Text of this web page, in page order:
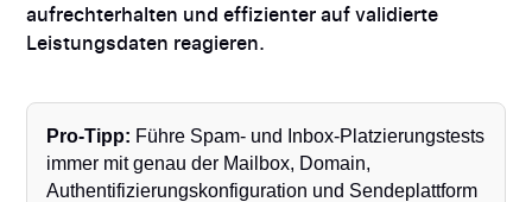
aufrechterhalten und effizienter auf validierte
Leistungsdaten reagieren.
Pro-Tipp: Führe Spam- und Inbox-Platzierungstests
immer mit genau der Mailbox, Domain,
Authentifizierungskonfiguration und Sendeplattform